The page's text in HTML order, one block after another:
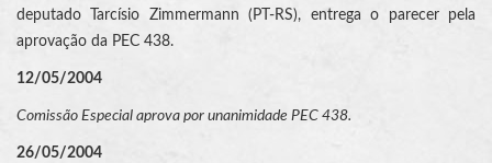
deputado Tarcísio Zimmermann (PT-RS), entrega o parecer pela
aprovação da PEC 438.
12/05/2004
Comissão Especial aprova por unanimidade PEC 438.
26/05/2004